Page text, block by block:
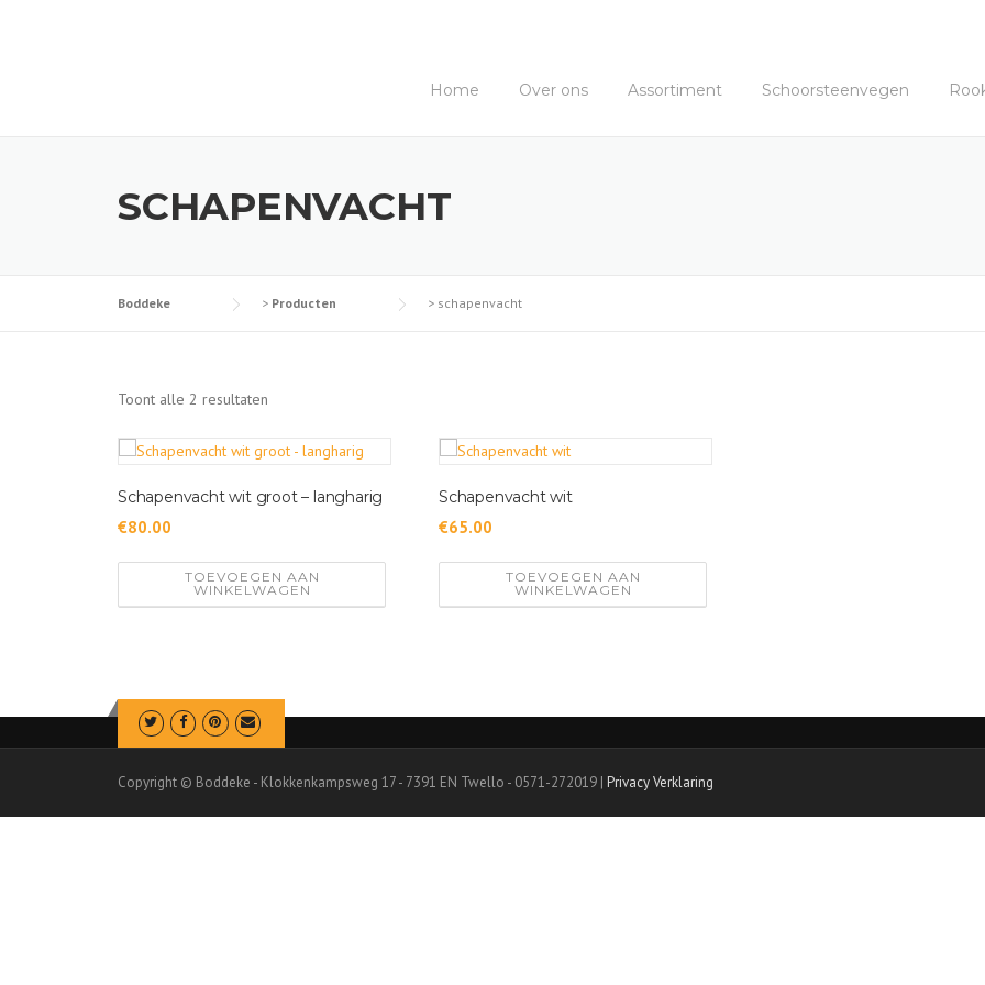
Home Over ons Assortiment Schoorsteenvegen
SCHAPENVACHT
Boddeke > Producten > schapenvacht
Toont alle 2 resultaten
s
r
e
r
n
e
u
Schapenvacht wit groot – langharig
€80.00
TOEVOEGEN AAN
WINKELWAGEN
Schapenvacht wit
€65.00
TOEVOEGEN AAN
WINKELWAGEN
Copyright © Boddeke - Klokkenkampsweg 17 - 7391 EN Twello - 0571-272019 | Privacy Verklaring